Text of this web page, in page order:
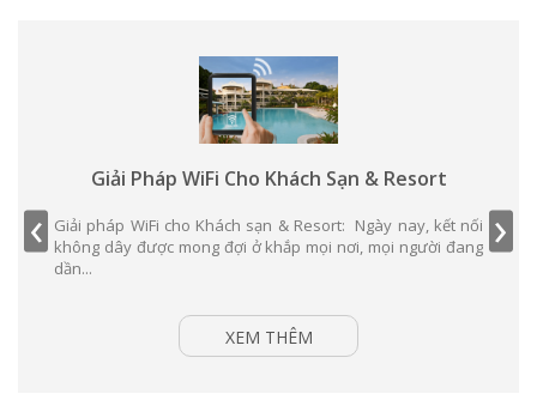
Giải Pháp WiFi Cho Khách Sạn & Resort
Giải pháp WiFi cho Khách sạn & Resort: Ngày nay, kết nối
không dây được mong đợi ở khắp mọi nơi, mọi người đang
dần...
XEM THÊM
‹ ›